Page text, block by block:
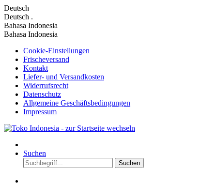
Deutsch
Deutsch .
Bahasa Indonesia
Bahasa Indonesia
Cookie-Einstellungen
Frischeversand
Kontakt
Liefer- und Versandkosten
Widerrufsrecht
Datenschutz
Allgemeine Geschäftsbedingungen
Impressum
Suchen
Suchen